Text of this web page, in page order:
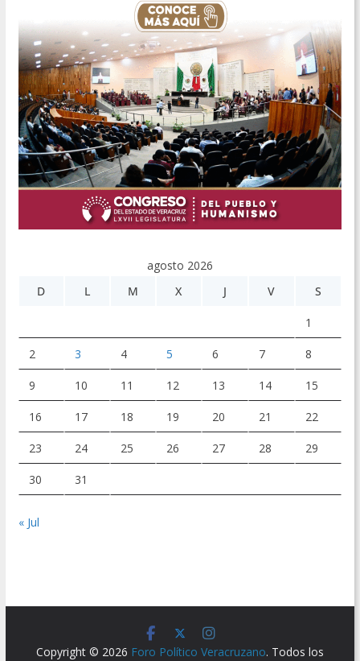
agosto 2026
D
L M X J V S
1
2 3 4 5 6 7 8
9 10 11 12 13 14 15
16 17 18 19 20 21 22
23 24 25 26 27 28 29
30 31
« Jul
Copyright © 2026 Foro Político Veracruzano. Todos los